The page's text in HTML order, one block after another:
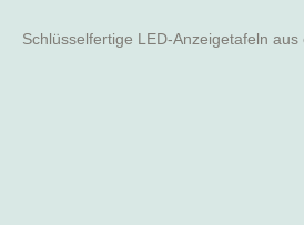
Schlüsselfertige LED-Anzeigetafeln aus